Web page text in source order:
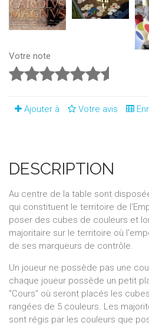
Votre note
Ajouter à Votre avis
DESCRIPTION
Au centre de la table sont
qui constituent le territoire de
poser des cubes de couleurs et
majoritaire sur le territoire où
de ses marqueurs de contrôle.
Un joueur ne possède pas une
chaque joueur possède un petit
"Cours" où seront placés les
rangées de 5 couleurs. Les
sont régis par les couleurs que